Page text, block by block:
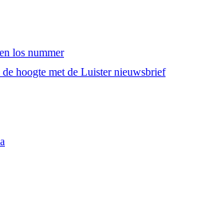
los nummer
hoogte met de Luister nieuwsbrief